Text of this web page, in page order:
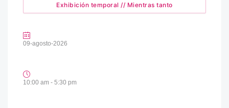
Exhibición temporal // Mientras tanto
09-agosto-2026
10:00 am - 5:30 pm